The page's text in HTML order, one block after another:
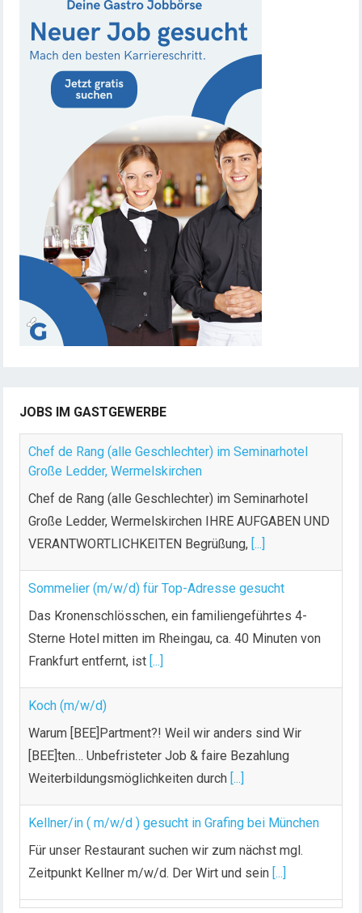
JOBS IM GASTGEWERBE
Chef de Rang (alle Geschlechter) im Seminarhotel
Große Ledder, Wermelskirchen
Chef de Rang (alle Geschlechter) im Seminarhotel
Große Ledder, Wermelskirchen IHRE AUFGABEN UND
VERANTWORTLICHKEITEN Begrüßung, [...]
Sommelier (m/w/d) für Top-Adresse gesucht
Das Kronenschlösschen, ein familiengeführtes 4-
Sterne Hotel mitten im Rheingau, ca. 40 Minuten von
Frankfurt entfernt, ist [...]
Koch (m/w/d)
Warum [BEE]Partment?! Weil wir anders sind Wir
[BEE]ten… Unbefristeter Job & faire Bezahlung
Weiterbildungsmöglichkeiten durch [...]
Kellner/in ( m/w/d ) gesucht in Grafing bei München
Für unser Restaurant suchen wir zum nächst mgl.
Zeitpunkt Kellner m/w/d. Der Wirt und sein [...]